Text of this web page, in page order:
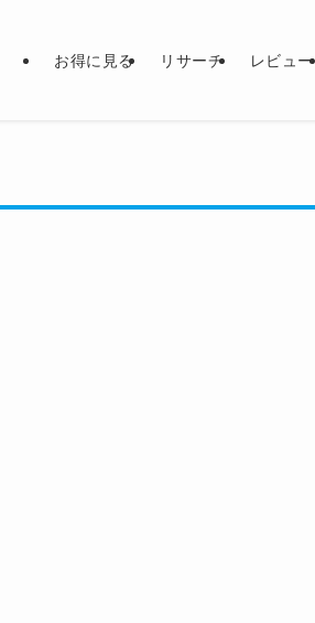
お得に見る リサーチ レビュー